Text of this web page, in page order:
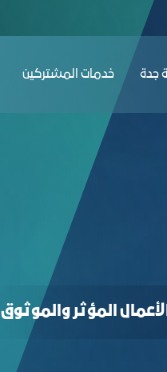
ﺟﺪة ﺧﺪﻣﺎت المشتركين
المؤثر والموثوق